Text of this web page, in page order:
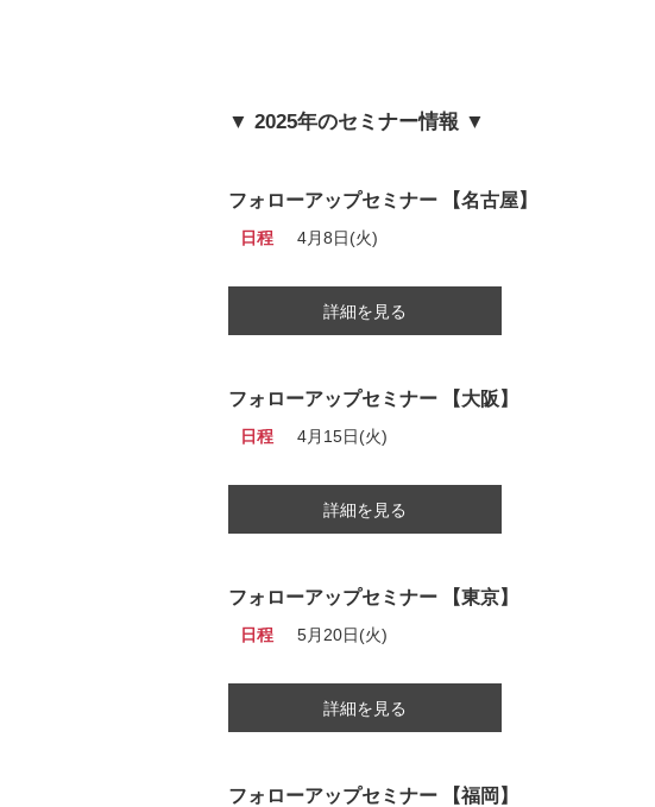
▼ 2025年のセミナー情報 ▼
フォローアップセミナー 【名古屋】
日程 4月8日(火)
詳細を見る
フォローアップセミナー 【大阪】
日程 4月15日(火)
詳細を見る
フォローアップセミナー 【東京】
日程 5月20日(火)
詳細を見る
フォローアップセミナー 【福岡】